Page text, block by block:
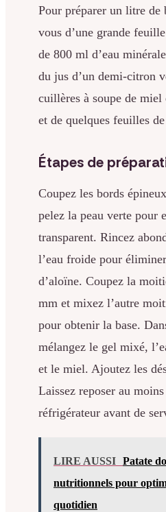
Pour préparer un litre de
vous d’une grande
de 800 ml d’eau
du jus d’un demi-citron
cuillères à soupe de miel
et de quelques feuilles
Étapes de
Coupez les bords
pelez la peau verte pour
transparent. Rincez
l’eau froide pour
d’aloïne. Coupez la
mm et mixez l’autre
pour obtenir la base.
mélangez le gel mixé,
et le miel. Ajoutez les
Laissez reposer au
réfrigérateur avant de
LIRE AUSSI Patate
nutritionnels pour
quotidien